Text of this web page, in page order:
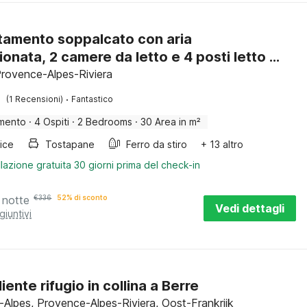
soppalcato con aria
2 camere da letto e 4 posti letto -
Alpes-Riviera
(1 Recensioni) · Fantastico
· 4 Ospiti · 2 Bedrooms · 30 Area in m²
Tostapane Ferro da stiro
+ 13 altro
gratuita 30 giorni prima del check-in
notte €336 52% di sconto
Vedi dettagli
rifugio in collina a Berre
Alpes, Provence-Alpes-Riviera, Oost-Frankrijk